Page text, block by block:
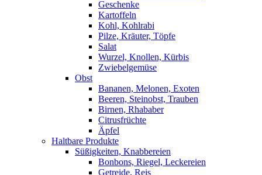
Geschenke
Kartoffeln
Kohl, Kohlrabi
Pilze, Kräuter, Töpfe
Salat
Wurzel, Knollen, Kürbis
Zwiebelgemüse
Obst
Bananen, Melonen, Exoten
Beeren, Steinobst, Trauben
Birnen, Rhababer
Citrusfrüchte
Äpfel
Haltbare Produkte
Süßigkeiten, Knabbereien
Bonbons, Riegel, Leckereien
Getreide, Reis